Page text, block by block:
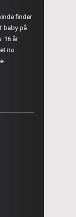
finder
baby på
16 år
nu